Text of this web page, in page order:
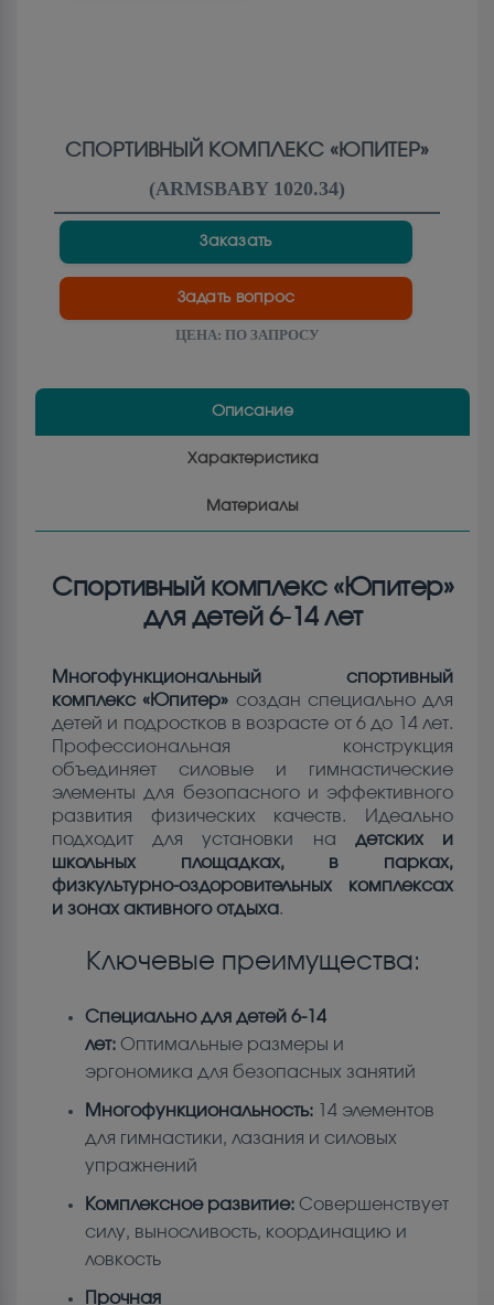
СПОРТИВНЫЙ КОМПЛЕКС «ЮПИТЕР»
(ARMSBABY 1020.34)
Заказать
Задать вопрос
ЦЕНА: ПО ЗАПРОСУ
Описание
Характеристика
Материалы
Спортивный комплекс «Юпитер»
для детей 6-14 лет
Многофункциональный спортивный
комплекс «Юпитер» создан специально для
детей и подростков в возрасте от 6 до 14 лет.
Профессиональная конструкция
объединяет силовые и гимнастические
элементы для безопасного и эффективного
развития физических качеств. Идеально
подходит для установки на детских и
школьных площадках, в парках,
физкультурно-оздоровительных комплексах
и зонах активного отдыха.
Ключевые преимущества:
Специально для детей 6-14
лет: Оптимальные размеры и
эргономика для безопасных занятий
Многофункциональность: 14 элементов
для гимнастики, лазания и силовых
упражнений
Комплексное развитие: Совершенствует
силу, выносливость, координацию и
ловкость
Прочная